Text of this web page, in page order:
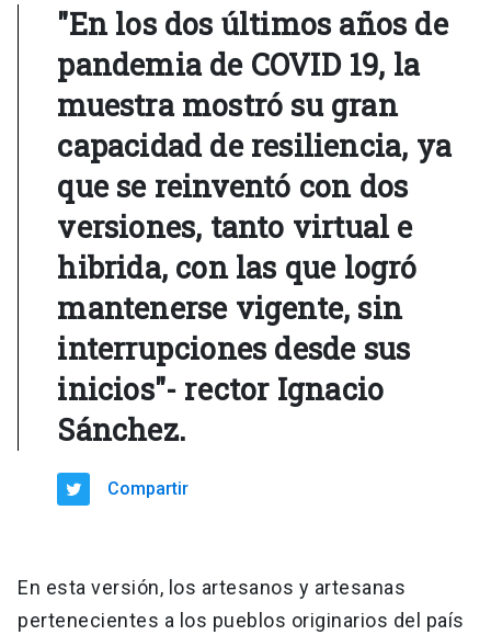
"En los dos últimos años de
pandemia de COVID 19, la
muestra mostró su gran
capacidad de resiliencia, ya
que se reinventó con dos
versiones, tanto virtual e
hibrida, con las que logró
mantenerse vigente, sin
interrupciones desde sus
inicios"- rector Ignacio
Sánchez.
Compartir
En esta versión, los artesanos y artesanas
pertenecientes a los pueblos originarios del país